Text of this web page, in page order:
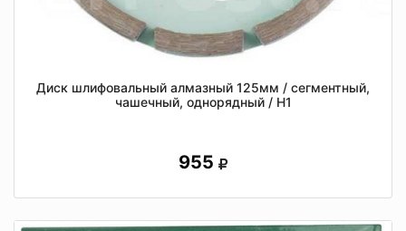
Диск шлифовальный алмазный 125мм / сегментный,
чашечный, однорядный / Н1
955